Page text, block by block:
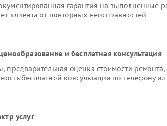
гарантия на выполненные
клиента от повторных неисправностей
и бесплатная консультация
предварительная оценка стоимости ремонта,
бесплатной консультации по телефону
услуг